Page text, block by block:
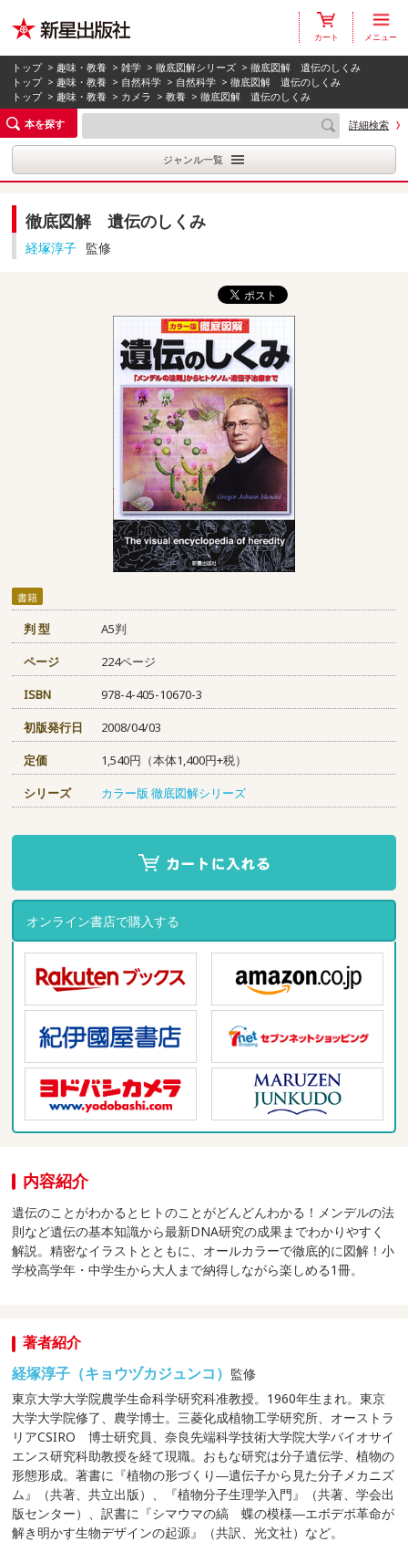
カート メニュー
トップ >趣味・教養 >雑学 >徹底図解シリーズ > 徹底図解 遺伝のしくみ
トップ >趣味・教養 > 自然科学 > 自然科学 > 徹底図解 遺伝のしくみ
トップ >趣味・教養 > カメラ >教養 > 徹底図解 遺伝のしくみ
本を探す
詳細検索
ジャンル一覧
徹底図解 遺伝のしくみ
経塚淳子 監修
書籍
判 型
A5判
ページ
224ページ
ISBN
978-4-405-10670-3
初版発行日
2008/04/03
定価
1,540円（本体1,400円+税）
シリーズ
カラー版 徹底図解シリーズ
オンライン書店で購入する
内容紹介
遺伝のことがわかるとヒトのことがどんどんわかる！メンデルの法
則など遺伝の基本知識から最新DNA研究の成果までわかりやすく
解説。精密なイラストとともに、オールカラーで徹底的に図解！小
学校高学年・中学生から大人まで納得しながら楽しめる1冊。
著者紹介
経塚淳子（キョウヅカジュンコ） 監修
東京大学大学院農学生命科学研究科准教授。1960年生まれ。東京
大学大学院修了、農学博士。三菱化成植物工学研究所、オーストラ
リアCSIRO 博士研究員、奈良先端科学技術大学院大学バイオサイ
エンス研究科助教授を経て現職。おもな研究は分子遺伝学、植物の
形態形成。著書に『植物の形づくり―遺伝子から見た分子メカニズ
ム』（共著、共立出版）、『植物分子生理学入門』（共著、学会出
版センター）、訳書に『シマウマの縞 蝶の模様―エボデボ革命が
解き明かす生物デザインの起源』（共訳、光文社）など。